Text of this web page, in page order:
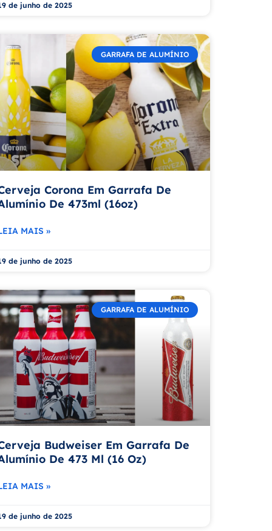
de junho de 2025
GARRAFA DE ALUMÍNIO
Corona Em Garrafa De
De 473ml (16oz)
MAIS »
de junho de 2025
GARRAFA DE ALUMÍNIO
Budweiser Em Garrafa De
De 473 Ml (16 Oz)
MAIS »
de junho de 2025